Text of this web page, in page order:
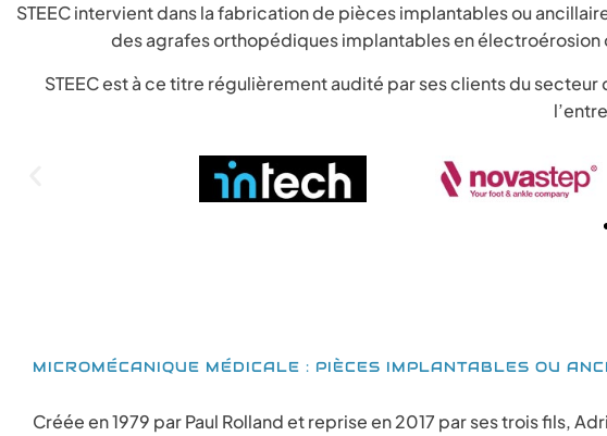
STEEC intervient dans la fabrication de pièces implantables ou
des agrafes orthopédiques implantables en
STEEC est à ce titre régulièrement audité par ses clients du
MICROMÉCANIQUE MÉDICALE : PIÈCES IMPLANTABLES OU
Créée en 1979 par Paul Rolland et reprise en 2017 par ses trois fils,